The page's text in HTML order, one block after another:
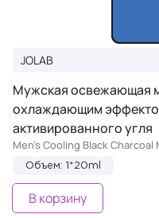
JOLAB
Мужская освежающая
охлаждающим
активированного угля
Men's Cooling Black Charcoal
Объем: 1*20ml
В корзину